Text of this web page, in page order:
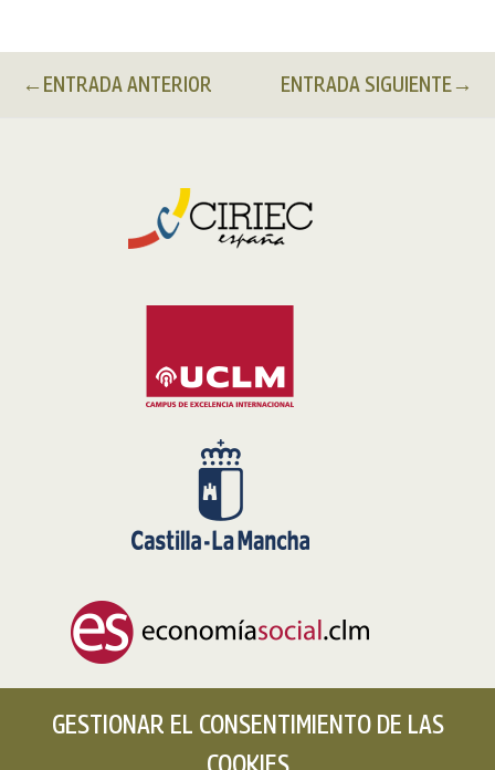
← ENTRADA ANTERIOR ENTRADA SIGUIENTE→
GESTIONAR EL CONSENTIMIENTO DE LAS
COOKIES